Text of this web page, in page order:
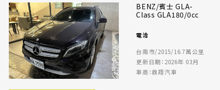
BENZ/賓士 GLA-
Class GLA180/0cc
電洽
台南市/2015/16.7萬公里
更新日期：2026年 03月
車商：鼎翔汽車